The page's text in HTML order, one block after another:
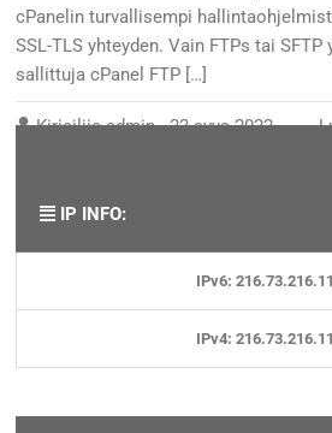
cPanelin turvallisempi
SSL-TLS yhteyden. Vain FTPs tai SFTP
sallittuja cPanel FTP […]
Kirjailijaadmin-23 syys 2022
IP INFO:
IPv6:
IPv4: